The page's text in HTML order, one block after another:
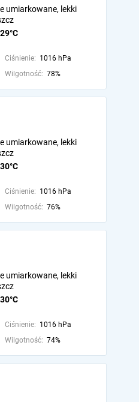
29°C
umiarkowane, lekki
Ciśnienie: 1016 hPa
Wilgotność: 78%
30°C
umiarkowane, lekki
Ciśnienie: 1016 hPa
Wilgotność: 76%
30°C
umiarkowane, lekki
Ciśnienie: 1016 hPa
Wilgotność: 74%